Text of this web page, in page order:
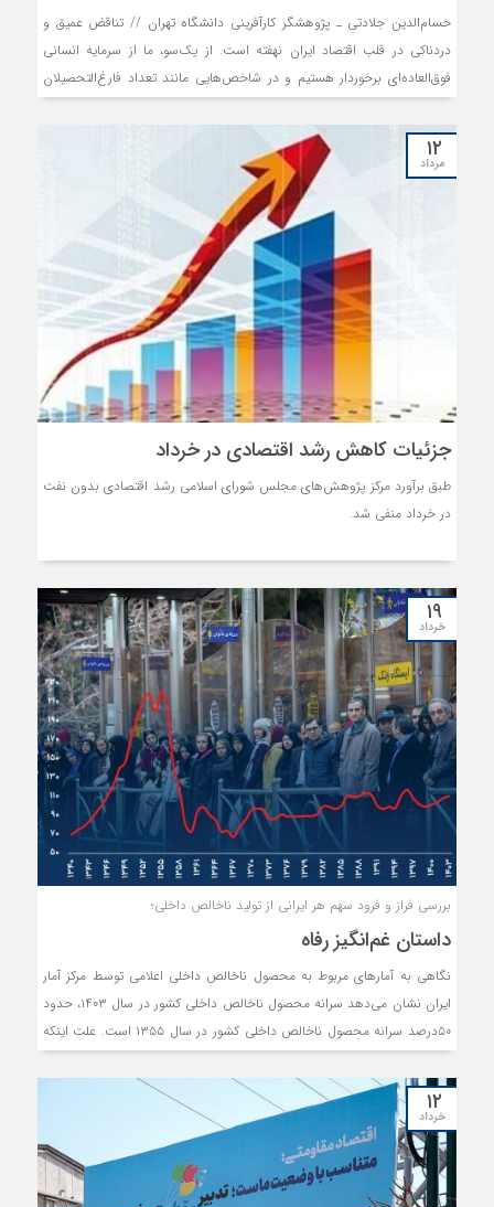
حسام‌الدین جلادتی ـ پژوهشگر کارآفرینی دانشگاه تهران // تناقض عمیق و
دردناکی در قلب اقتصاد ایران نهفته است. از یک‌سو، ما از سرمایه انسانی
فوق‌العاده‌ای برخوردار هستیم و در شاخص‌هایی مانند تعداد فارغ‌التحصیلان
علوم و مهندسی رتبه‌های بالایی را به خود اختصاص می‌دهیم.
۱۲
مرداد
جزئیات کاهش رشد اقتصادی در خرداد
طبق برآورد مرکز پژوهش‌های مجلس شورای اسلامی رشد اقتصادی بدون نفت
در خرداد منفی شد.
۱۹
خرداد
بررسی فراز و فرود سهم هر ایرانی‌ از تولید ناخالص داخلی؛
داستان غم‌انگیز رفاه
نگاهی به آمارهای مربوط به محصول ناخالص داخلی اعلامی توسط مرکز آمار
ایران نشان می‌دهد سرانه محصول ناخالص داخلی کشور در سال ۱۴۰۳، حدود
۵۰درصد سرانه محصول ناخالص داخلی کشور در سال ۱۳۵۵ است. علت اینکه
بالاترین درآمد سرانه در تاریخ معاصر کشور را ثبت کرده است. این محاسبات بر
پایه قیمت‌های ثابت سال ۱۴۰۰ انجام شده است.
۱۲
خرداد